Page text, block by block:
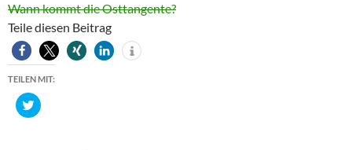
Wann kommt die Osttangente?
Teile diesen Beitrag
TEILEN MIT:
K
l